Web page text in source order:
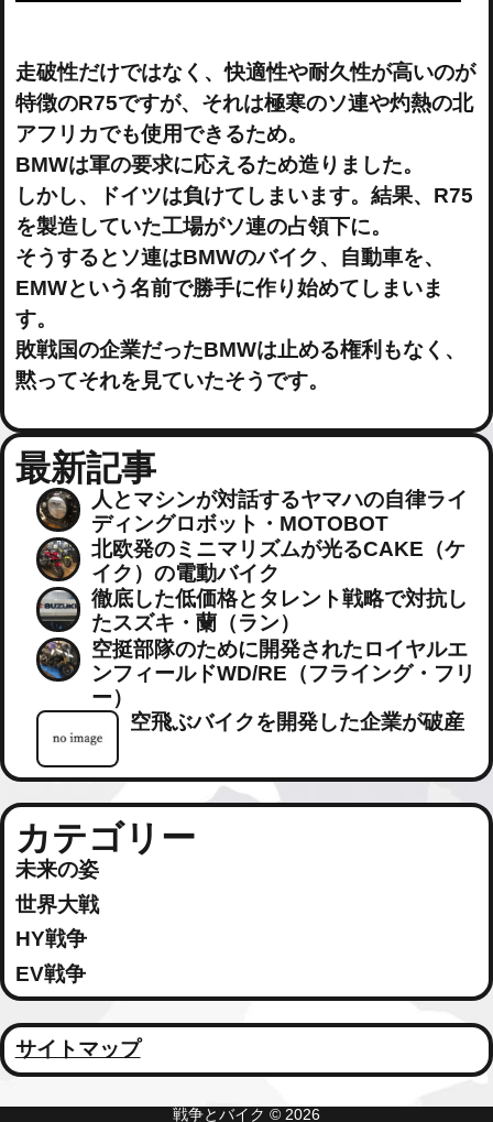
走破性だけではなく、快適性や耐久性が高いのが
特徴のR75ですが、それは極寒のソ連や灼熱の北
アフリカでも使用できるため。
BMWは軍の要求に応えるため造りました。
しかし、ドイツは負けてしまいます。結果、R75
を製造していた工場がソ連の占領下に。
そうするとソ連はBMWのバイク、自動車を、
EMWという名前で勝手に作り始めてしまいま
す。
敗戦国の企業だったBMWは止める権利もなく、
黙ってそれを見ていたそうです。
最新記事
人とマシンが対話するヤマハの自律ライ
ディングロボット・MOTOBOT
北欧発のミニマリズムが光るCAKE（ケ
イク）の電動バイク
徹底した低価格とタレント戦略で対抗し
たスズキ・蘭（ラン）
空挺部隊のために開発されたロイヤルエ
ンフィールドWD/RE（フライング・フリ
ー）
空飛ぶバイクを開発した企業が破産
カテゴリー
未来の姿
世界大戦
HY戦争
EV戦争
サイトマップ
戦争とバイク © 2026